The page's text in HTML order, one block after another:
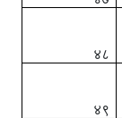
४८
४९